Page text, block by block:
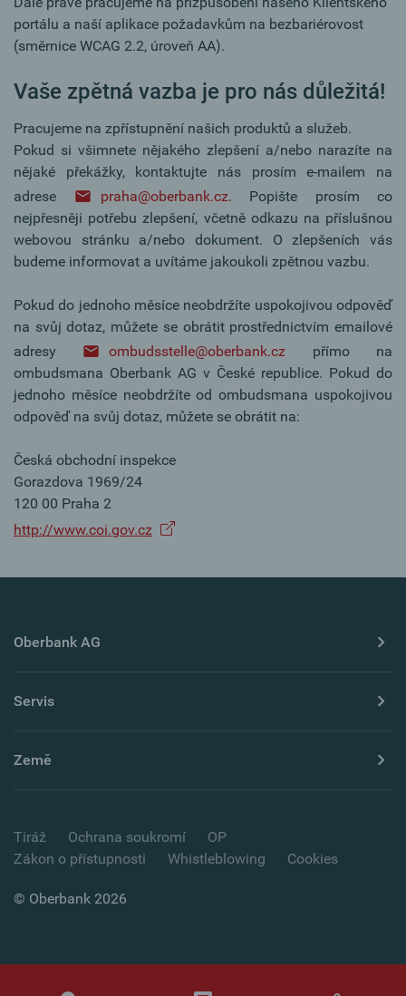
portálu a naší aplikace požadavkům na bezbariérovost
(směrnice WCAG 2.2, úroveň AA).
Vaše zpětná vazba je pro nás důležitá!
Pracujeme na zpřístupnění našich produktů a služeb.
Pokud si všimnete nějakého zlepšení a/nebo narazíte na
nějaké překážky, kontaktujte nás prosím e-mailem na
adrese
praha@oberbank.cz. Popište prosím co
nejpřesněji potřebu zlepšení, včetně odkazu na příslušnou
webovou stránku a/nebo dokument. O zlepšeních vás
budeme informovat a uvítáme jakoukoli zpětnou vazbu.
Pokud do jednoho měsíce neobdržíte uspokojivou odpověď
na svůj dotaz, můžete se obrátit prostřednictvím emailové
adresy
ombudsstelle@oberbank.cz přímo na
ombudsmana Oberbank AG v České republice. Pokud do
jednoho měsíce neobdržíte od ombudsmana uspokojivou
odpověď na svůj dotaz, můžete se obrátit na:
Česká obchodní inspekce
Gorazdova 1969/24
120 00 Praha 2
http://www.coi.gov.cz
Oberbank AG
Servis
Země
Tiráž Ochrana soukromí
OP
Zákon o přístupnosti
Whistleblowing Cookies
© Oberbank 2026